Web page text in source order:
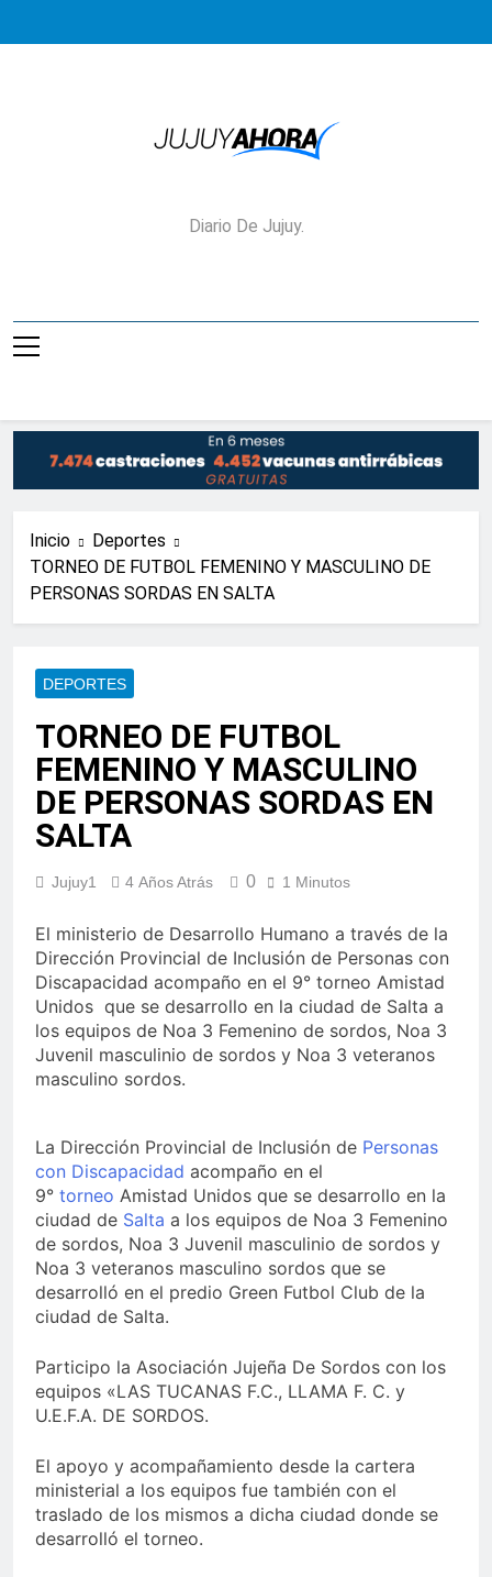
Jujuy Ahora!
Diario De Jujuy.
Inicio
Deportes
TORNEO DE FUTBOL FEMENINO Y MASCULINO DE
PERSONAS SORDAS EN SALTA
DEPORTES
TORNEO DE FUTBOL
FEMENINO Y MASCULINO
DE PERSONAS SORDAS EN
SALTA
Jujuy1 4 Años Atrás 0 1 Minutos
El ministerio de Desarrollo Humano a través de la
Dirección Provincial de Inclusión de Personas con
Discapacidad acompaño en el 9° torneo Amistad
Unidos que se desarrollo en la ciudad de Salta a
los equipos de Noa 3 Femenino de sordos, Noa 3
Juvenil masculinio de sordos y Noa 3 veteranos
masculino sordos.
La Dirección Provincial de Inclusión de Personas
con Discapacidad acompaño en el
9° torneo Amistad Unidos que se desarrollo en la
ciudad de Salta a los equipos de Noa 3 Femenino
de sordos, Noa 3 Juvenil masculinio de sordos y
Noa 3 veteranos masculino sordos que se
desarrolló en el predio Green Futbol Club de la
ciudad de Salta.
Participo la Asociación Jujeña De Sordos con los
equipos «LAS TUCANAS F.C., LLAMA F. C. y
U.E.F.A. DE SORDOS.
El apoyo y acompañamiento desde la cartera
ministerial a los equipos fue también con el
traslado de los mismos a dicha ciudad donde se
desarrolló el torneo.